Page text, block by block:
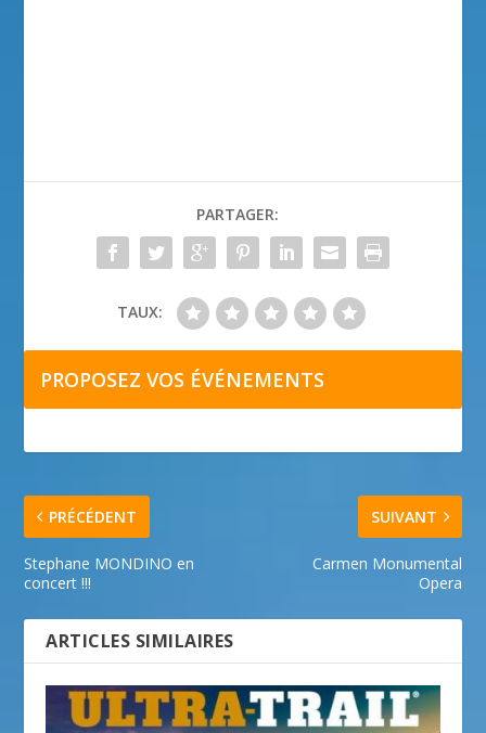
PARTAGER:
TAUX:
PROPOSEZ VOS ÉVÉNEMENTS
PRÉCÉDENT
Stephane MONDINO en
concert !!!
SUIVANT
Carmen Monumental
Opera
ARTICLES SIMILAIRES